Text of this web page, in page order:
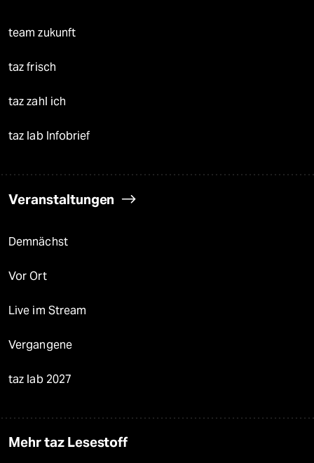
team zukunft
taz frisch
taz zahl ich
taz lab Infobrief
Veranstaltungen
Demnächst
Vor Ort
Live im Stream
Vergangene
taz lab 2027
Mehr taz Lesestoff